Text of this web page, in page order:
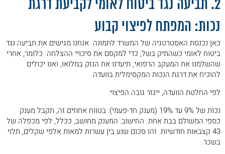
2. תביעה נגד ביטוח לאומי לקביעת דרגת
נכות: המפתח לפיצוי קבוע
כאן נכנסת האסטרטגיה של המשרד לתמונה. אנחנו מגישים את תביעה נגד
ביטוח לאומי כשהתיק בשל, כדי למקסם את סיכויי ההצלחה. כלומר, אחרי
שהשלמנו את המעקב הרפואי, תיעדנו את הנזק במלואו, ואנו יכולים
להוכיח את דרגת הנכות המקסימלית בוועדה.
לפי החלטת הוועדה, ייגזר גובה הפיצוי:
נכות של 9% עד 19% (מענק חד-פעמי): בטווח אחוזים זה, תקבל מענק
כספי המשולם בבת אחת. החישוב: המענק מחושב, ככלל, לפי מכפלה של
43 קצבאות חודשיות. זהו סכום שנע בין עשרות למאות אלפי שקלים, תלוי
בשכר.